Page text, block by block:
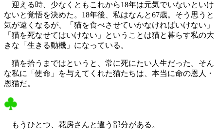
迎える時、少なくともこれから18年は元気でいないといけ
ないと覚悟を決めた。18年後、私はなんと67歳。そう思うと
気が遠くなるが、「猫を食べさせていかなければいけない」
「猫を死なせてはいけない」ということは猫と暮らす私の大
きな「生きる動機」になっている。
猫を拾うまではというと、常に死にたい人生だった。そん
な私に「使命」を与えてくれた猫たちは、本当に命の恩人・
恩猫だ。
もうひとつ、花房さんと違う部分がある。